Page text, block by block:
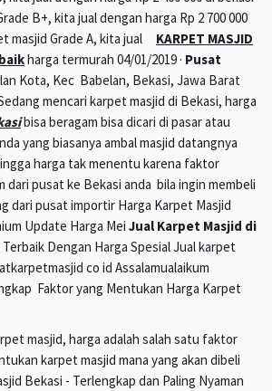
B+, kita jual dengan harga Rp 2 700 000
masjid Grade A, kita jual KARPET MASJID
harga termurah 04/01/2019 · Pusat
Kota, Kec Babelan, Bekasi, Jawa Barat
mencari karpet masjid di Bekasi, harga
bisa beragam bisa dicari di pasar atau
yang biasanya ambal masjid datangnya
harga tak menentu karena faktor
dari pusat ke Bekasi anda bila ingin membeli
dari pusat importir Harga Karpet Masjid
Update Harga Mei Jual Karpet Masjid di
Dengan Harga Spesial Jual karpet
co id Assalamualaikum
Faktor yang Mentukan Harga Karpet
masjid, harga adalah salah satu faktor
karpet masjid mana yang akan dibeli
Bekasi - Terlengkap dan Paling Nyaman